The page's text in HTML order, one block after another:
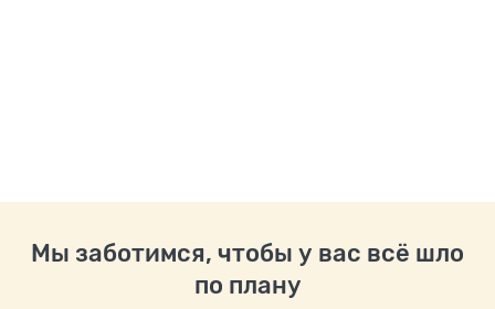
Мы заботимся, чтобы у вас всё шло
по плану